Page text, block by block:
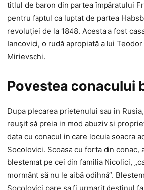
titlul de baron din partea împăratului
pentru faptul ca luptat de partea
revoluţiei de la 1848. Acesta a fost
Iancovici, o rudă apropiată a lui
Mirievschi.
Povestea conacului
Dupa plecarea prietenului sau in
reuşit să preia in mod abuziv si
data cu conacul in care locuia soacra
Socolovici. Scoasa cu forta din conac,
blestemat pe cei din familia Nicolici,
mormânt să nu le aibă odihnă”.
Socolovici pare sa fi urmarit destinul